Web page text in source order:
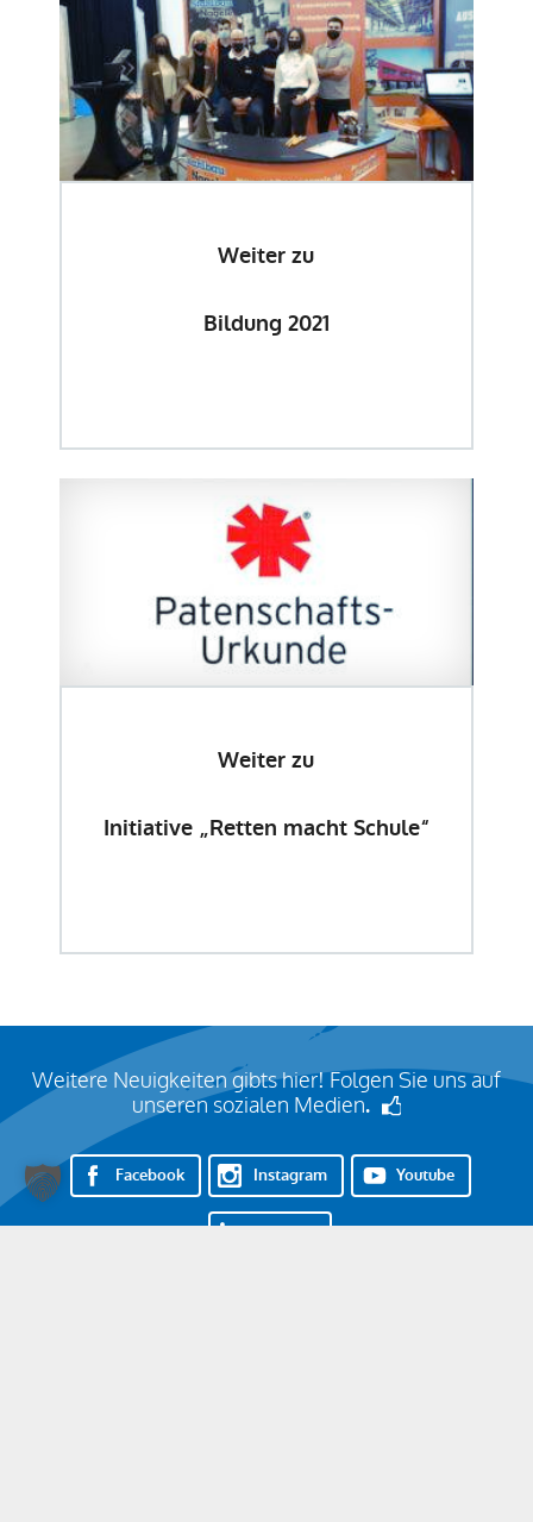
Weiter zu
Bildung 2021
Weiter zu
Initiative „Retten macht Schule“
Weitere Neuigkeiten gibts hier! Folgen Sie uns auf
unseren sozialen Medien.
Facebook Instagram Youtube
LinkedIn